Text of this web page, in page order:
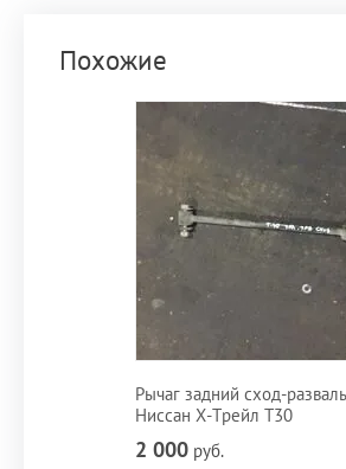
Похожие
Рычаг задний сход-
Ниссан Х-Трейл T30
2 000 руб.